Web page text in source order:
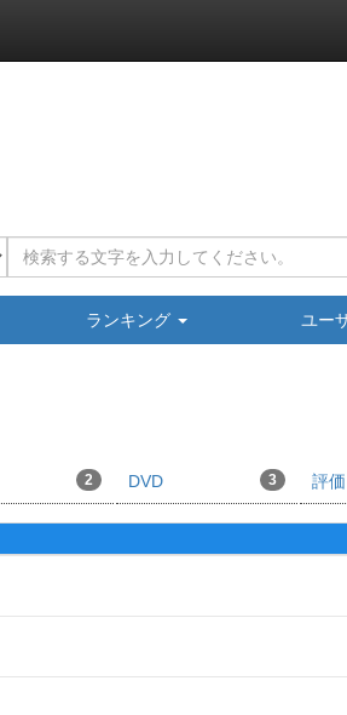
ランキング ユー
2 DVD 3 評価